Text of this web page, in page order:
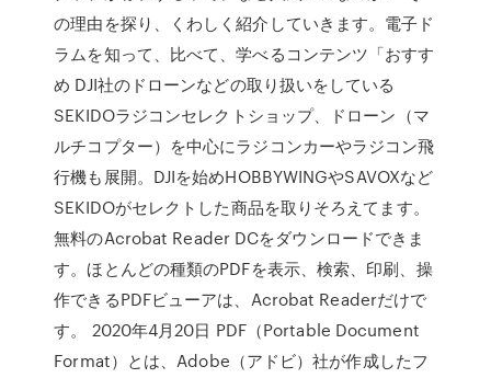
の理由を探り、くわしく紹介していきます。電子ド
ラムを知って、比べて、学べるコンテンツ「おすす
め DJI社のドローンなどの取り扱いをしている
SEKIDOラジコンセレクトショップ、ドローン（マ
ルチコプター）を中心にラジコンカーやラジコン飛
行機も展開。DJIを始めHOBBYWINGやSAVOXなど
SEKIDOがセレクトした商品を取りそろえてます。
無料のAcrobat Reader DCをダウンロードできま
す。ほとんどの種類のPDFを表示、検索、印刷、操
作できるPDFビューアは、Acrobat Readerだけで
す。 2020年4月20日 PDF（Portable Document
Format）とは、Adobe（アドビ）社が作成したフ